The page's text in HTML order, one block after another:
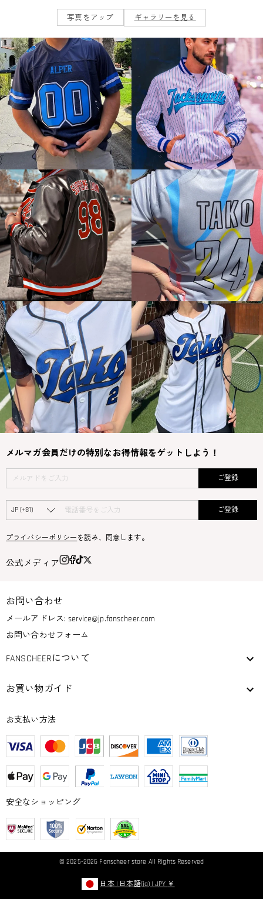
写真をアップ ギャラリーを見る
メルマガ会員だけの特別なお得情報をゲットしよう！
ご登録
ご登録
プライバシーポリシー を読み、同意します。
公式メディア
お問い合わせ
メールアドレス:service@jp.fanscheer.com
お問い合わせフォーム
FANSCHEERについて
お買い物ガイド
お支払い方法
安全なショッピング
© 2025-2026 Fanscheerstore All Rights Reserved
日本| 日本語(ja) | JPY ￥